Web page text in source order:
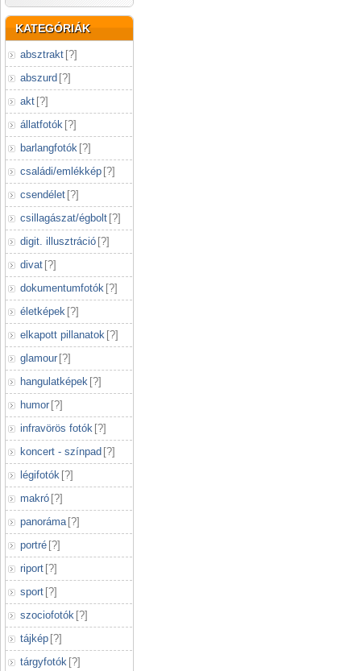
KATEGÓRIÁK
absztrakt [?]
abszurd [?]
akt [?]
állatfotók [?]
barlangfotók [?]
családi/emlékkép [?]
csendélet [?]
csillagászat/égbolt [?]
digit. illusztráció [?]
divat [?]
dokumentumfotók [?]
életképek [?]
elkapott pillanatok [?]
glamour [?]
hangulatképek [?]
humor [?]
infravörös fotók [?]
koncert - színpad [?]
légifotók [?]
makró [?]
panoráma [?]
portré [?]
riport [?]
sport [?]
szociofotók [?]
tájkép [?]
tárgyfotók [?]